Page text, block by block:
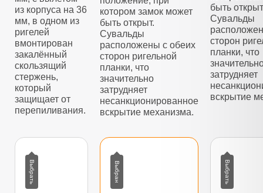
из корпуса на 36
мм, в одном из
ригелей
вмонтирован
закалённый
скользящий
стержень,
который
защищает от
перепиливания.
котором замок может
быть открыт.
Сувальды
расположены с обеих
сторон ригельной
планки, что
значительно
затрудняет
несанкционированное
вскрытие механизма.
быть
Сувальды
сторон
планки, что
затрудняет
вскрытие